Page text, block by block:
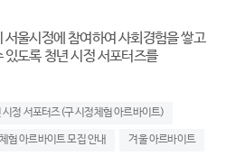
울시정에 참여하여 사회경험을 쌓고
도록 청년 시정 서포터즈를
정 서포터즈(구 시정체험 아르바이트)
험 아르바이트 모집 안내 겨울 아르바이트